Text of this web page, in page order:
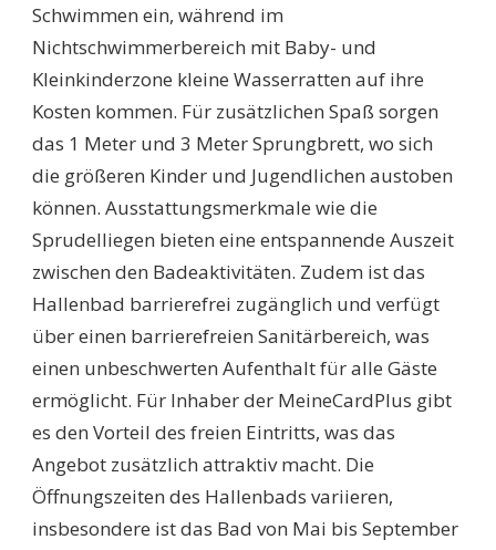
Schwimmen ein, während im
Nichtschwimmerbereich mit Baby- und
Kleinkinderzone kleine Wasserratten auf ihre
Kosten kommen. Für zusätzlichen Spaß sorgen
das 1 Meter und 3 Meter Sprungbrett, wo sich
die größeren Kinder und Jugendlichen austoben
können. Ausstattungsmerkmale wie die
Sprudelliegen bieten eine entspannende Auszeit
zwischen den Badeaktivitäten. Zudem ist das
Hallenbad barrierefrei zugänglich und verfügt
über einen barrierefreien Sanitärbereich, was
einen unbeschwerten Aufenthalt für alle Gäste
ermöglicht. Für Inhaber der MeineCardPlus gibt
es den Vorteil des freien Eintritts, was das
Angebot zusätzlich attraktiv macht. Die
Öffnungszeiten des Hallenbads variieren,
insbesondere ist das Bad von Mai bis September